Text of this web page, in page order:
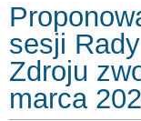
sesji
Zdroju
marca